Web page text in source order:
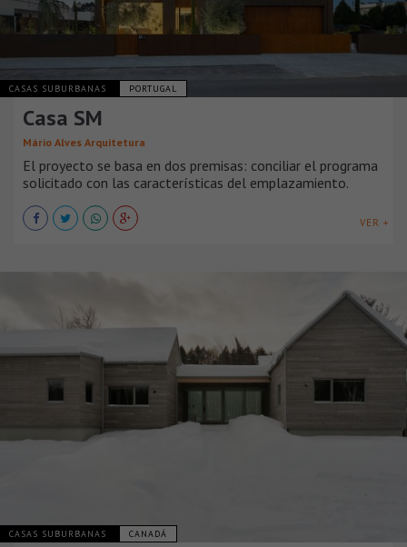
CASAS SUBURBANAS PORTUGAL
Casa SM
Mário Alves Arquitetura
El proyecto se basa en dos premisas: conciliar el programa
solicitado con las características del emplazamiento.
VER +
CASAS SUBURBANAS CANADÁ